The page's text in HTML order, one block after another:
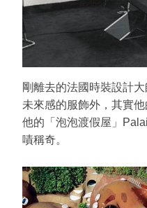
剛離去的法國時裝設計
未來感的服飾外，其實
他的「泡泡渡假屋」
嘖稱奇。